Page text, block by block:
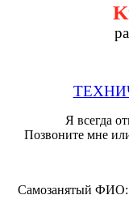
Я всегда
Позвоните мне
Самозанятый ФИО: